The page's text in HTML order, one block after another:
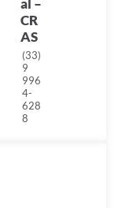
al –
CR
AS
(33)
9
996
4-
628
8